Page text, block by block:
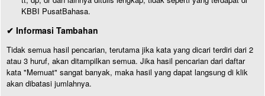
KBBI PusatBahasa.
✔ Informasi Tambahan
Tidak semua hasil pencarian, terutama jika kata yang dicari terdiri dari 2
atau 3 huruf, akan ditampilkan semua. Jika hasil pencarian dari daftar
kata "Memuat" sangat banyak, maka hasil yang dapat langsung di klik
akan dibatasi jumlahnya.